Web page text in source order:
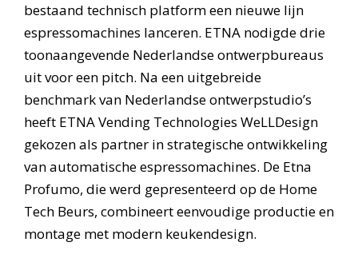
bestaand technisch platform een nieuwe lijn
espressomachines lanceren. ETNA nodigde drie
toonaangevende Nederlandse ontwerpbureaus
uit voor een pitch. Na een uitgebreide
benchmark van Nederlandse ontwerpstudio’s
heeft ETNA Vending Technologies WeLLDesign
gekozen als partner in strategische ontwikkeling
van automatische espressomachines. De Etna
Profumo, die werd gepresenteerd op de Home
Tech Beurs, combineert eenvoudige productie en
montage met modern keukendesign.